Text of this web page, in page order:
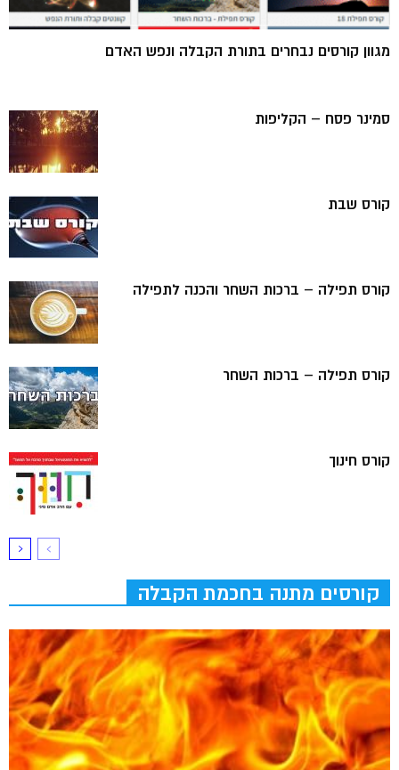
מגוון קורסים נבחרים בתורת הקבלה ונפש האדם
סמינר פסח – הקליפות
קורס שבת
קורס תפילה – ברכות השחר והכנה לתפילה
קורס תפילה – ברכות השחר
קורס חינוך
קורסים מתנה בחכמת הקבלה